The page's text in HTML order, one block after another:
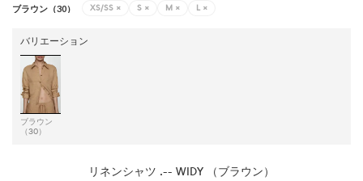
ブラウン（30） XS/SS × S × M × L ×
バリエーション
ブラウン
（30）
リネンシャツ .-- WIDY （ブラウン）